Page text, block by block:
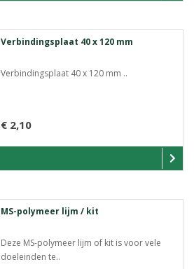
Verbindingsplaat 40 x 120 mm
Verbindingsplaat 40 x 120 mm ..
€ 2,10
MS-polymeer lijm / kit
Deze MS-polymeer lijm of kit is voor vele
doeleinden te..